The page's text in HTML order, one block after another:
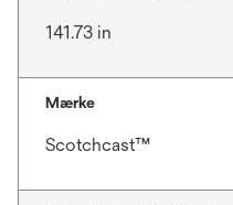
141.73 in
Mærke
Scotchcast™